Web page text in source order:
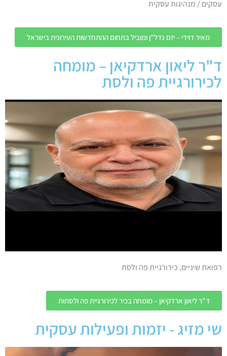
עסקים / מנהיגות עסקית
מאיר דוידי – יזם נדל"ן ומוביל בתחום ההתחדשות העירונית בישראל
ד"ר ליאון ארדקיאן – מומחה
לכירורגיית פה ולסת
רפואת שיניים, כירורגיית פה ולסת
ד"ר ליאון ארדקיאן – מומחה בכיר לכירורגיית פה ולסתות
שי מזיג - יזמות ופעילות עסקית